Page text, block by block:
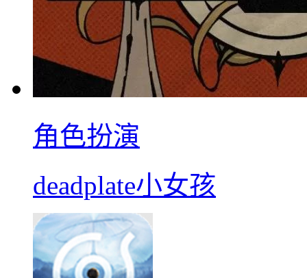
角色扮演
deadplate小女孩